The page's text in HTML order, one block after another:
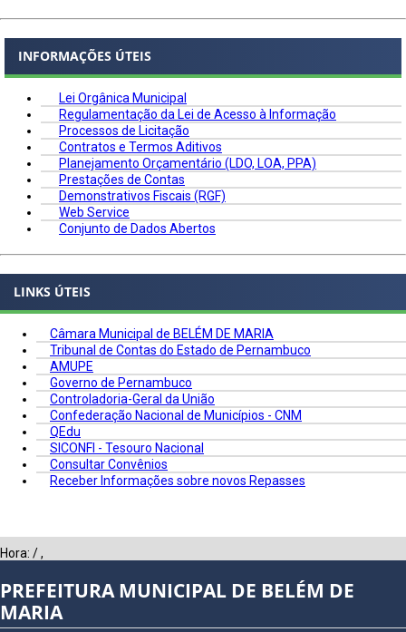
INFORMAÇÕES ÚTEIS
Lei Orgânica Municipal
Regulamentação da Lei de Acesso à Informação
Processos de Licitação
Contratos e Termos Aditivos
Planejamento Orçamentário (LDO, LOA, PPA)
Prestações de Contas
Demonstrativos Fiscais (RGF)
Web Service
Conjunto de Dados Abertos
LINKS ÚTEIS
Câmara Municipal de BELÉM DE MARIA
Tribunal de Contas do Estado de Pernambuco
AMUPE
Governo de Pernambuco
Controladoria-Geral da União
Confederação Nacional de Municípios - CNM
QEdu
SICONFI - Tesouro Nacional
Consultar Convênios
Receber Informações sobre novos Repasses
Hora: /,
PREFEITURA MUNICIPAL DE BELÉM DE
MARIA